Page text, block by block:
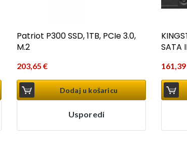
Patriot P300 SSD, 1TB, PCIe 3.0,
M.2
203,65 €
Dodaj u košaricu
Usporedi
SATA
161,39